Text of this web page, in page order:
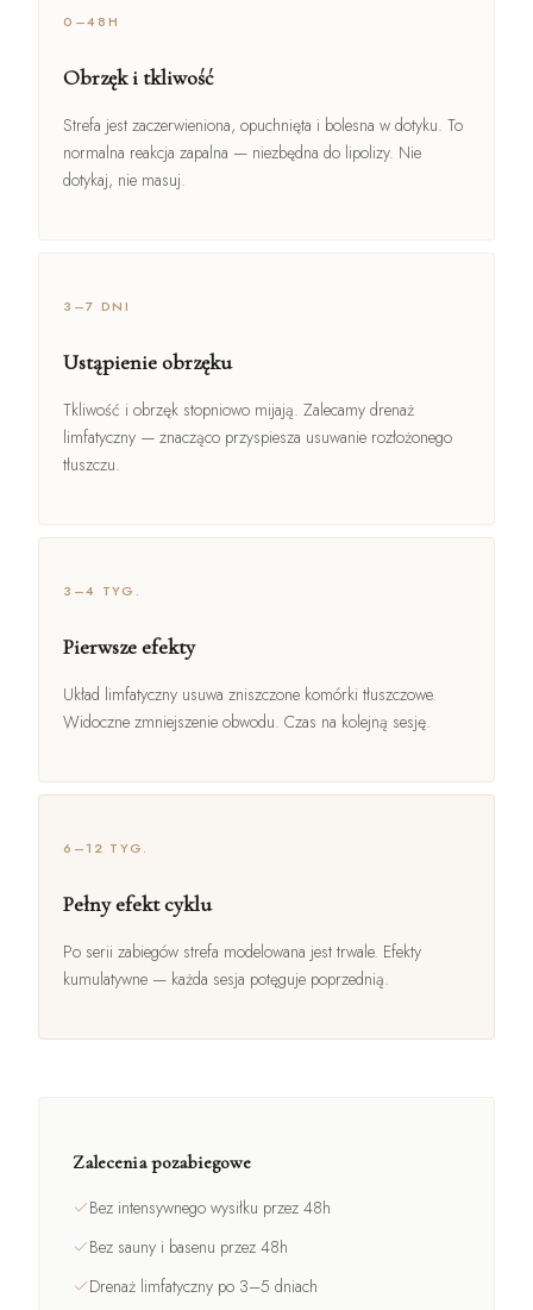
0–48H
Obrzęk i tkliwość
Strefa jest zaczerwieniona, opuchnięta i bolesna w dotyku. To
normalna reakcja zapalna — niezbędna do lipolizy. Nie
dotykaj, nie masuj.
3–7 DNI
Ustąpienie obrzęku
Tkliwość i obrzęk stopniowo mijają. Zalecamy drenaż
limfatyczny — znacząco przyspiesza usuwanie rozłożonego
tłuszczu.
3–4 TYG.
Pierwsze efekty
Układ limfatyczny usuwa zniszczone komórki tłuszczowe.
Widoczne zmniejszenie obwodu. Czas na kolejną sesję.
6–12 TYG.
Pełny efekt cyklu
Po serii zabiegów strefa modelowana jest trwale. Efekty
kumulatywne — każda sesja potęguje poprzednią.
Zalecenia pozabiegowe
Bez intensywnego wysiłku przez 48h
Bez sauny i basenu przez 48h
Drenaż limfatyczny po 3–5 dniach